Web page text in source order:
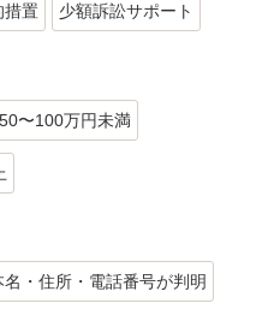
措置 少額訴訟サポート
50〜100万円未満
名・住所・電話番号が判明